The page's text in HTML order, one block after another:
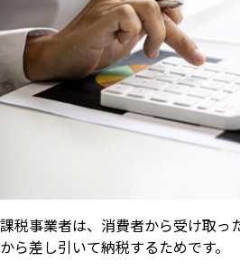
課税事業者は、消費者から受け取
から差し引いて納税するためです。